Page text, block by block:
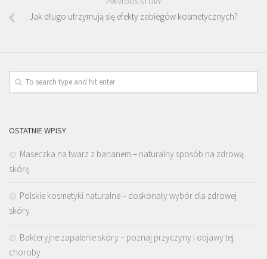
Jak długo utrzymują się efekty zabiegów kosmetycznych?
OSTATNIE WPISY
Maseczka na twarz z bananem – naturalny sposób na zdrową
skórę
Polskie kosmetyki naturalne – doskonały wybór dla zdrowej
skóry
Bakteryjne zapalenie skóry – poznaj przyczyny i objawy tej
choroby